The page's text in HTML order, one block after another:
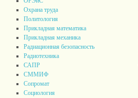
Охрана труда
Политология
Прикладная математика
Прикладная механика
Радиационная безопасность
Радиотехника
САПР
СММИФ
Сопромат
Социология